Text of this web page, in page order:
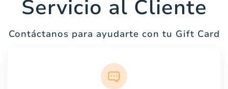
Servicio al Cliente
Contáctanos para ayudarte con tu Gift Card